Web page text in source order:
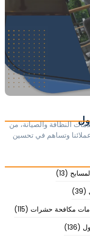
النظافة والصيانة، من
وتساهم في تحسين
(13)
(39)
مكافحة حشرات (115)
(136)